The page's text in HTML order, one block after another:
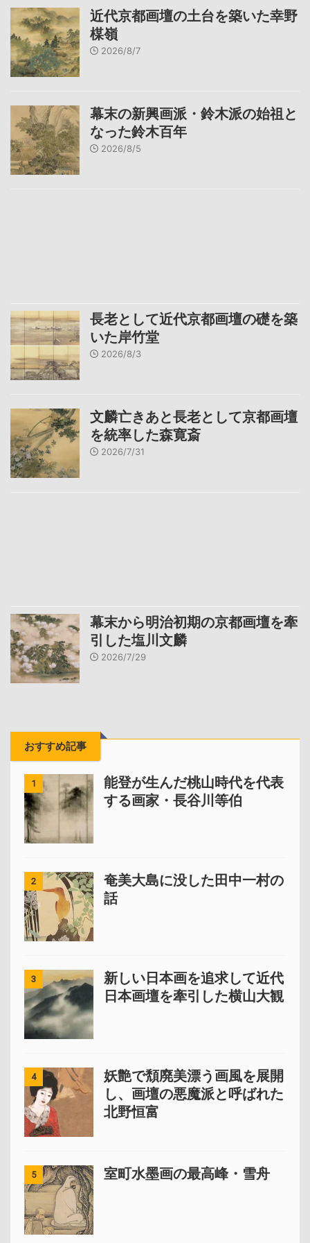
近代京都画壇の土台を築いた幸野
楳嶺
2026/8/7
幕末の新興画派・鈴木派の始祖と
なった鈴木百年
2026/8/5
長老として近代京都画壇の礎を築
いた岸竹堂
2026/8/3
文麟亡きあと長老として京都画壇
を統率した森寛斎
2026/7/31
幕末から明治初期の京都画壇を牽
引した塩川文麟
2026/7/29
おすすめ記事
1
能登が生んだ桃山時代を代表
する画家・長谷川等伯
2
奄美大島に没した田中一村の
話
3
新しい日本画を追求して近代
日本画壇を牽引した横山大観
4
妖艶で頽廃美漂う画風を展開
し、画壇の悪魔派と呼ばれた
北野恒富
5 室町水墨画の最高峰・雪舟